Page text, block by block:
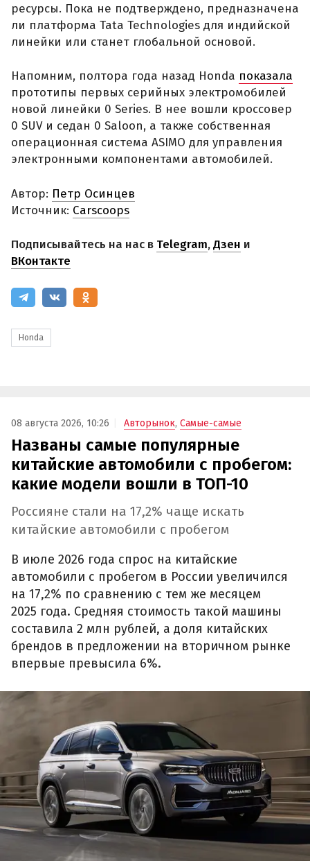
ресурсы. Пока не подтверждено, предназначена
ли платформа Tata Technologies для индийской
линейки или станет глобальной основой.
Напомним, полтора года назад Honda показала
прототипы первых серийных электромобилей
новой линейки 0 Series. В нее вошли кроссовер
0 SUV и седан 0 Saloon, а также собственная
операционная система ASIMO для управления
электронными компонентами автомобилей.
Автор: Петр Осинцев
Источник: Carscoops
Подписывайтесь на нас в Telegram,Дзен и
ВКонтакте
Honda
08 августа 2026, 10:26 Авторынок, Самые-самые
Названы самые популярные
китайские автомобили с пробегом:
какие модели вошли в ТОП-10
Россияне стали на 17,2% чаще искать
китайские автомобили с пробегом
В июле 2026 года спрос на китайские
автомобили с пробегом в России увеличился
на 17,2% по сравнению с тем же месяцем
2025 года. Средняя стоимость такой машины
составила 2 млн рублей, а доля китайских
брендов в предложении на вторичном рынке
впервые превысила 6%.